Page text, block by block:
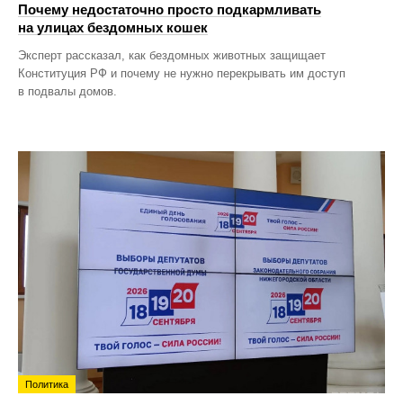
Почему недостаточно просто подкармливать
на улицах бездомных кошек
Эксперт рассказал, как бездомных животных защищает
Конституция РФ и почему не нужно перекрывать им доступ
в подвалы домов.
Политика